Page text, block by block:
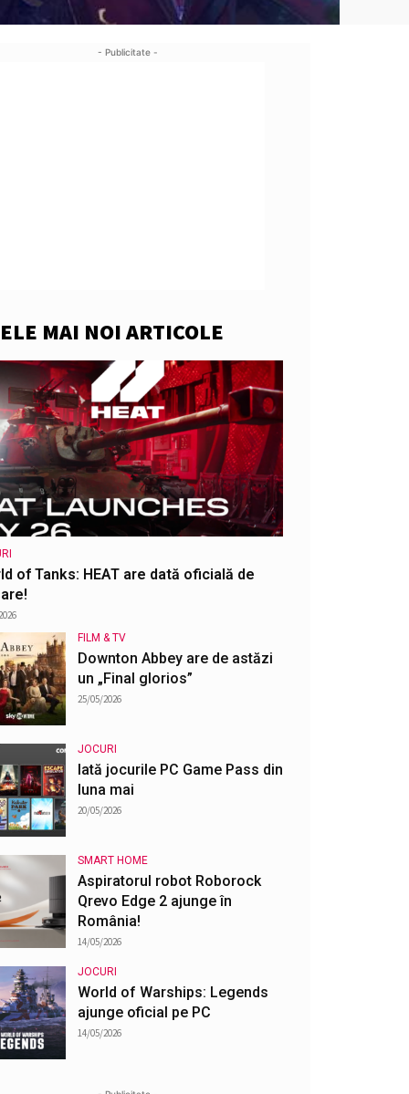
- Publicitate -
MAI NOI ARTICOLE
of Tanks: HEAT are dată oficială de
FILM & TV
Downton Abbey are de astăzi
un „Final glorios”
25/05/2026
JOCURI
Iată jocurile PC Game Pass din
luna mai
20/05/2026
SMART HOME
Aspiratorul robot Roborock
Qrevo Edge 2 ajunge în
România!
14/05/2026
JOCURI
World of Warships: Legends
ajunge oficial pe PC
14/05/2026